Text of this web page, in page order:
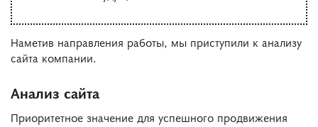
Наметив направления работы, мы приступили к анализу
сайта компании.
Анализ сайта
Приоритетное значение для успешного продвижения